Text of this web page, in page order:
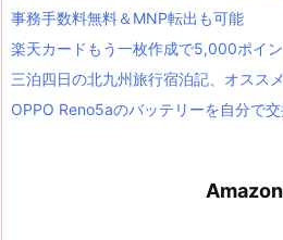
事務手数料無料＆MNP転出も可能
楽天カードもう一枚作成で5,000ポイ
三泊四日の北九州旅行宿泊記、オスス
OPPO Reno5aのバッテリーを自分で
Amazon